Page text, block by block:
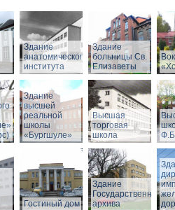
Здание
анатомического
института
Здание
больницы Св.
Елизаветы
Здание
высшей
реальной
школы
«Бургшуле»
Высшая
торговая
школа
Гостиный дом
Здание
Государственного
архива